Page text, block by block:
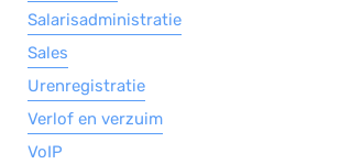
Salarisadministratie
Sales
Urenregistratie
Verlof en verzuim
VoIP